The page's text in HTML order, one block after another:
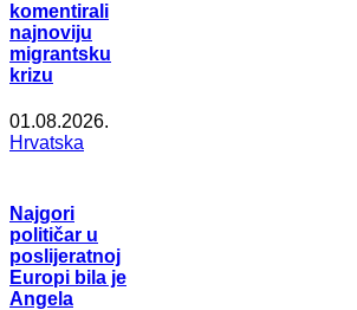
komentirali
najnoviju
migrantsku
krizu
01.08.2026.
Hrvatska
Najgori
političar u
poslijeratnoj
Europi bila je
Angela